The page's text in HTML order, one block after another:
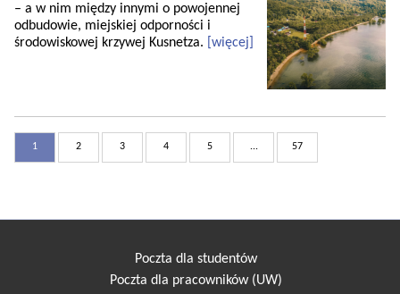
– a w nim między innymi o powojennej
odbudowie, miejskiej odporności i
środowiskowej krzywej Kusnetza.
[więcej]
1 2 3 4 5 ... 57
Poczta dla studentów
Poczta dla pracowników (UW)